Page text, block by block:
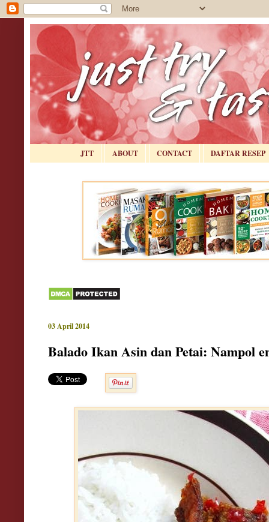
JTT ABOUT CONTACT DAFTAR RESEP
03 April 2014
Balado Ikan Asin dan Petai: Nampol